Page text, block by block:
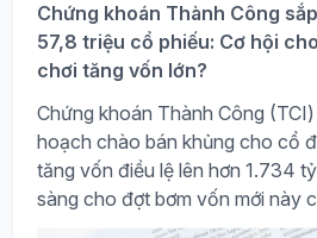
Chứng khoán Thành Công
57,8 triệu cổ phiếu: Cơ hội
chơi tăng vốn lớn?
Chứng khoán Thành Công
hoạch chào bán khủng cho cổ
tăng vốn điều lệ lên hơn 1.734
sàng cho đợt bơm vốn mới này